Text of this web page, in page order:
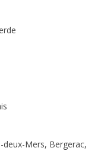
Mers, Bergerac,